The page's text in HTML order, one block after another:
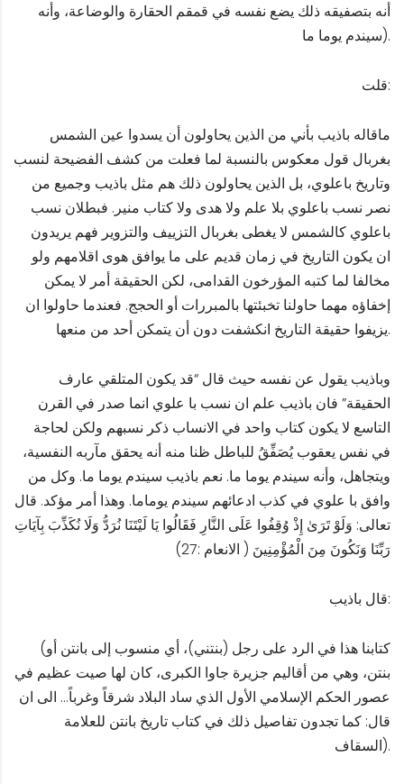
أنه بتصفيقه ذلك يضع نفسه في قمقم الحقارة والوضاعة، وأنه
سيندم يوما ما).
قلت:
ماقاله باذيب بأني من الذين يحاولون أن يسدوا عين الشمس
بغربال قول معكوس بالنسبة لما فعلت من كشف الفضيحة لنسب
وتاريخ باعلوي، بل الذين يحاولون ذلك هم مثل باذيب وجميع من
نصر نسب باعلوي بلا علم ولا هدى ولا كتاب منير. فبطلان نسب
باعلوي كالشمس لا يغطى بغربال التزييف والتزوير فهم يريدون
ان يكون التاريخ في زمان قديم على ما يوافق هوى اقلامهم ولو
مخالفا لما كتبه المؤرخون القدامى، لكن الحقيقة أمر لا يمكن
إخفاؤه مهما حاولنا تخبئتها بالمبررات أو الحجج. فعندما حاولوا ان
يزيفوا حقيقة التاريخ انكشفت دون أن يتمكن أحد من منعها.
وباذيب يقول عن نفسه حيث قال “قد يكون المتلقي عارف
الحقيقة” فان باذيب علم ان نسب با علوي انما صدر في القرن
التاسع لا يكون كتاب واحد في الانساب ذكر نسبهم ولكن لحاجة
في نفس يعقوب يُصَفِّقُ للباطل ظنا منه أنه يحقق مآربه النفسية،
ويتجاهل، وأنه سيندم يوما ما. نعم باذيب سيندم يوما ما. وكل من
وافق با علوي في كذب ادعائهم سيندم يوماما. وهذا أمر مؤكد. قال
تعالى: وَلَوْ تَرَىٰ إِذْ وُقِفُوا عَلَى النَّارِ فَقَالُوا يَا لَيْتَنَا نُرَدُّ وَلَا نُكَذِّبَ بِآيَاتِ
رَبِّنَا وَنَكُونَ مِنَ الْمُؤْمِنِينَ ( الانعام :27)
قال باذيب:
(كتابنا هذا في الرد على رجل (بنتني)، أي منسوب إلى بانتن أو
بنتن، وهي من أقاليم جزيرة جاوا الكبرى، كان لها صيت عظيم في
عصور الحكم الإسلامي الأول الذي ساد البلاد شرقاً وغرباً… الى ان
قال: كما تجدون تفاصيل ذلك في كتاب تاريخ بانتن للعلامة
السقاف).